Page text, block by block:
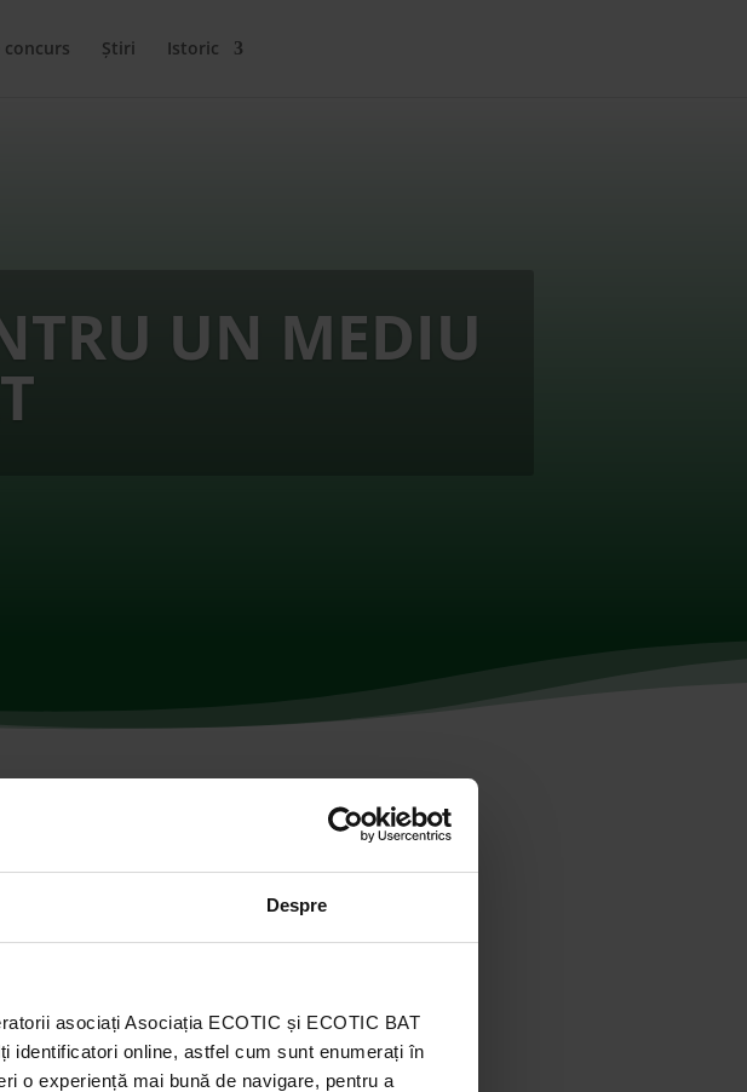
Despre
asociați Asociația ECOTIC și ECOTIC BAT
identificatori online, astfel cum sunt enumerați în
o experiență mai bună de navigare, pentru a
concurs Știri Istoric
UN MEDIU